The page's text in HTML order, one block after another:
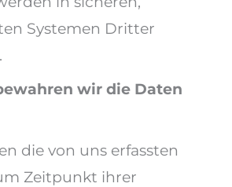
Systemen Dritter
wir die Daten
die von uns erfassten
Zeitpunkt ihrer